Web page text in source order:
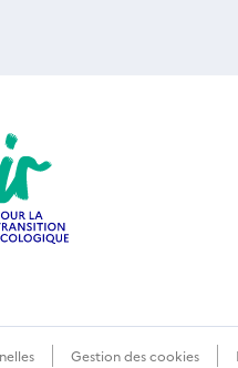
Gestion des cookies